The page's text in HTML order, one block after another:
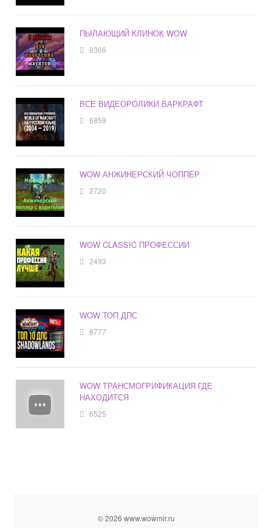
ПЫЛАЮЩИЙ КЛИНОК WOW
9366
ВСЕ ВИДЕОРОЛИКИ ВАРКРАФТ
6859
WOW АНЖИНЕРСКИЙ ЧОППЕР
2720
WOW CLASSIC ПРОФЕССИИ
2493
WOW ТОП ДПС
8777
WOW ТРАНСМОГРИФИКАЦИЯ ГДЕ
НАХОДИТСЯ
6525
© 2026 www.wowmir.ru